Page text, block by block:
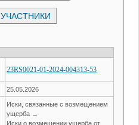
УЧАСТНИКИ
23RS0021-01-2024-004313-53
25.05.2026
Иски, связанные с возмещением
ущерба →
Иски о возмещении ущерба от